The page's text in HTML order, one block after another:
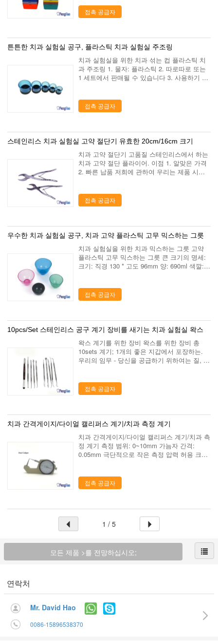
는 대량 우리의 임무 - 당신...
접촉 공급자
튼튼한 치과 실험실 공구, 플라스틱 치과 실험실 주조링
치과 실험실을 위한 치과 섞는 컵 플라스틱 치
과 주조링 1. 물자: 플라스틱 2. 따로따로 또는
1 세트에서 판매될 수 있습니다 3. 사용하기 편
고, 우리의 생성 공장 부에는 치과 ...
접촉 공급자
스테인리스 치과 실험실 고약 절단기 유효한 20cm/16cm 크기
치과 고약 절단기 고품질 스테인리스에서 하는
치과 고약 절단 플라이어. 이점 1. 알맞은 가격
2. 빠른 납품 저희에 관하여 우리는 제품 시리
중국의 뤄양에서 위치를 알아내기, 아름...
접촉 공급자
우수한 치과 실험실 공구, 치과 고약 플라스틱 고무 믹스하는 그릇
치과 실험실을 위한 치과 믹스하는 그릇 고약
플라스틱 고무 믹스하는 그릇 큰 크기의 명세:
크기: 직경 130 * 고도 96mm 양: 690ml 색깔:
크...접촉 공급자
10pcs/Set 스테인리스 공구 계기 장비를 새기는 치과 실험실 왁스
왁스 계기를 위한 장비 왁스를 위한 장비 총
10sets 계기; 1개의 좋은 지갑에서 포장하는.
우리의 임무 - 당신을 공급하기 위하여는 질, 고
위하여는, 치과 실험실 제품의 ...
접촉 공급자
치과 간격게이지/다이얼 캘리퍼스 계기/치과 측정 계기
치과 간격게이지/다이얼 캘리퍼스 계기/치과 측
정 계기 측정 범위: 0~10mm 가늠자 간격:
0.05mm 극단적으로 작은 측정 압력 허용 크라
- 정확도 (0.05mm) 떨어져 ...
접촉 공급자
1 / 5
모든 제품 >를 전망하십시오;
연락처
Mr. David Hao
0086-15896538370